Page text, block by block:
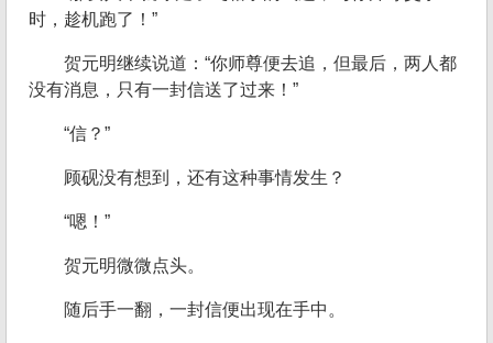
时，趁机跑了！”
贺元明继续说道：“你师尊便去追，但最后，两人都
没有消息，只有一封信送了过来！”
“信？”
顾砚没有想到，还有这种事情发生？
“嗯！”
贺元明微微点头。
随后手一翻，一封信便出现在手中。